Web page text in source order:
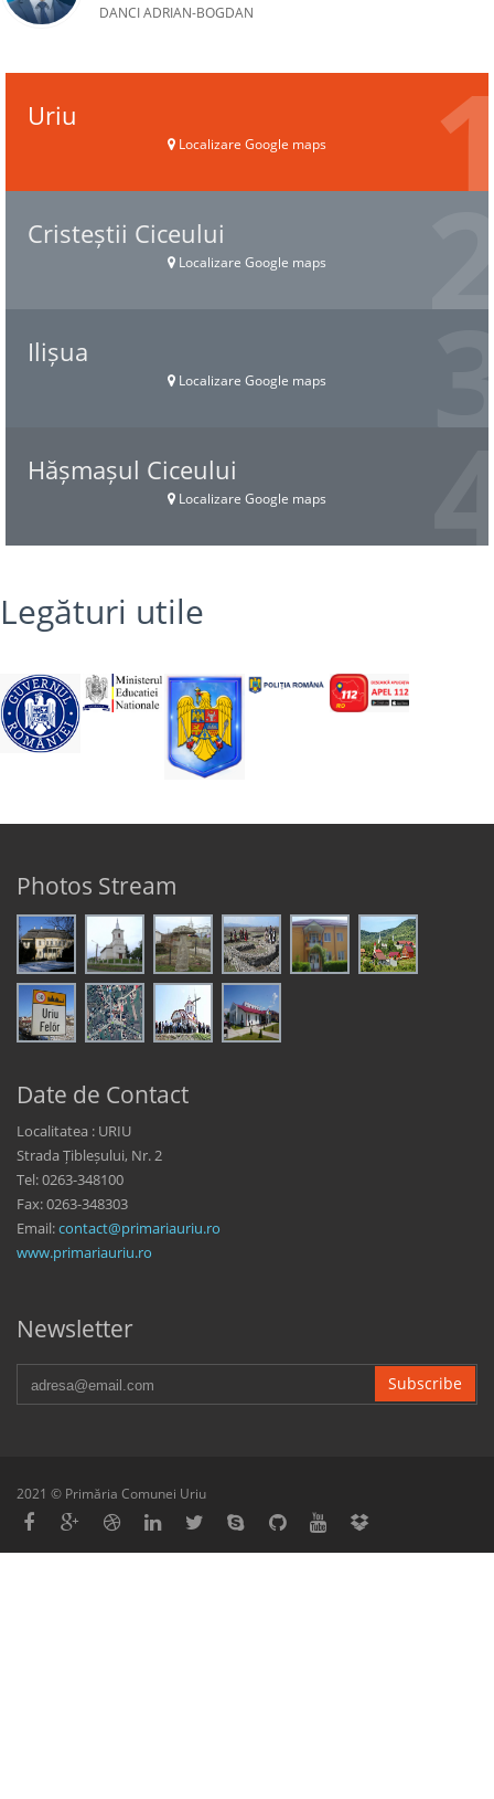
DANCI ADRIAN-BOGDAN
Uriu
Localizare Google maps
Cristeștii Ciceului
Localizare Google maps
Ilișua
Localizare Google maps
Hășmașul Ciceului
Localizare Google maps
Legături utile
Photos Stream
Date de Contact
Localitatea : URIU
Strada Țibleșului, Nr. 2
Tel: 0263-348100
Fax: 0263-348303
Email:contact@primariauriu.ro
www.primariauriu.ro
Newsletter
Subscribe
2021 © Primăria Comunei Uriu